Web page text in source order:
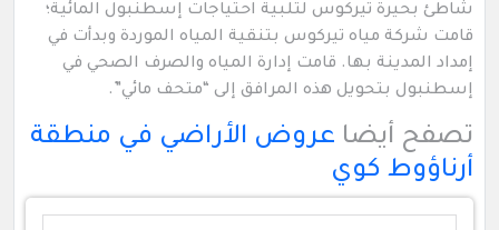
شاطئ بحيرة تيركوس لتلبية احتياجات إسطنبول المائية؛
قامت شركة مياه تيركوس بتنقية المياه الموردة وبدأت في
إمداد المدينة بها. قامت إدارة المياه والصرف الصحي في
إسطنبول بتحويل هذه المرافق إلى “متحف مائي”.
تصفح أيضا عروض الأراضي في منطقة
أرناؤوط كوي